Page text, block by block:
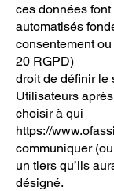
ces données font
automatisés
consentement
20 RGPD)
droit de définir le
Utilisateurs
choisir à qui
https://
communiquer
un tiers qu’ils
désigné.